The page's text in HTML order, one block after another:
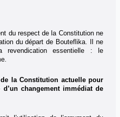
du respect de la Constitution ne
du départ de Bouteflika. Il ne
revendication essentielle : le
la Constitution actuelle pour
changement immédiat de